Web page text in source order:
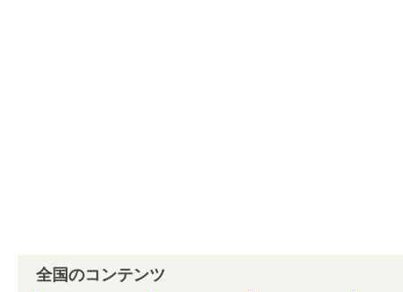
全国のコンテンツ